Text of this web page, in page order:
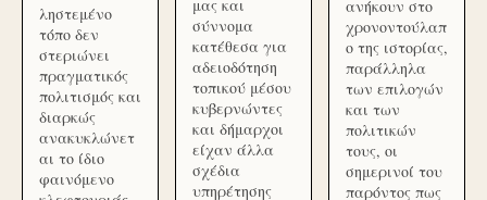
ληστεμένο
τόπο δεν
στεριώνει
πραγματικός
πολιτισμός και
διαρκώς
ανακυκλώνετ
αι το ίδιο
φαινόμενο
μας και
σύννομα
κατέθεσα για
αδειοδότηση
τοπικού μέσου
κυβερνώντες
και δήμαρχοι
είχαν άλλα
σχέδια
υπηρέτησης
ανήκουν στο
χρονοντούλαπ
ο της ιστορίας,
παράλληλα
των επιλογών
και των
πολιτικών
τους, οι
σημερινοί του
παρόντος πως